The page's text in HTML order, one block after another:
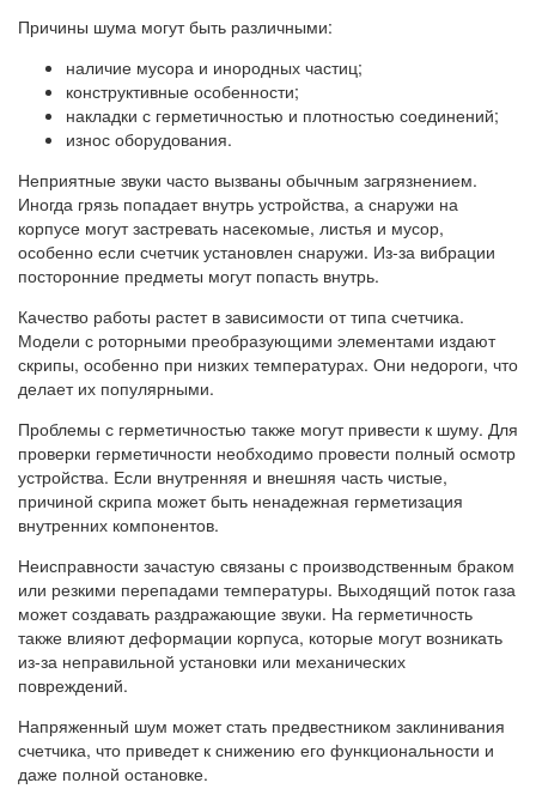
Причины шума могут быть различными:
наличие мусора и инородных частиц;
конструктивные особенности;
накладки с герметичностью и плотностью соединений;
износ оборудования.
Неприятные звуки часто вызваны обычным загрязнением.
Иногда грязь попадает внутрь устройства, а снаружи на
корпусе могут застревать насекомые, листья и мусор,
особенно если счетчик установлен снаружи. Из-за вибрации
посторонние предметы могут попасть внутрь.
Качество работы растет в зависимости от типа счетчика.
Модели с роторными преобразующими элементами издают
скрипы, особенно при низких температурах. Они недороги, что
делает их популярными.
Проблемы с герметичностью также могут привести к шуму. Для
проверки герметичности необходимо провести полный осмотр
устройства. Если внутренняя и внешняя часть чистые,
причиной скрипа может быть ненадежная герметизация
внутренних компонентов.
Неисправности зачастую связаны с производственным браком
или резкими перепадами температуры. Выходящий поток газа
может создавать раздражающие звуки. На герметичность
также влияют деформации корпуса, которые могут возникать
из-за неправильной установки или механических
повреждений.
Напряженный шум может стать предвестником заклинивания
счетчика, что приведет к снижению его функциональности и
даже полной остановке.